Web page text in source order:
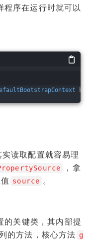
程序在运行时就可以
读取配置就容易理
，拿
source 。
的关键类，其内部提
的方法，核心方法 g